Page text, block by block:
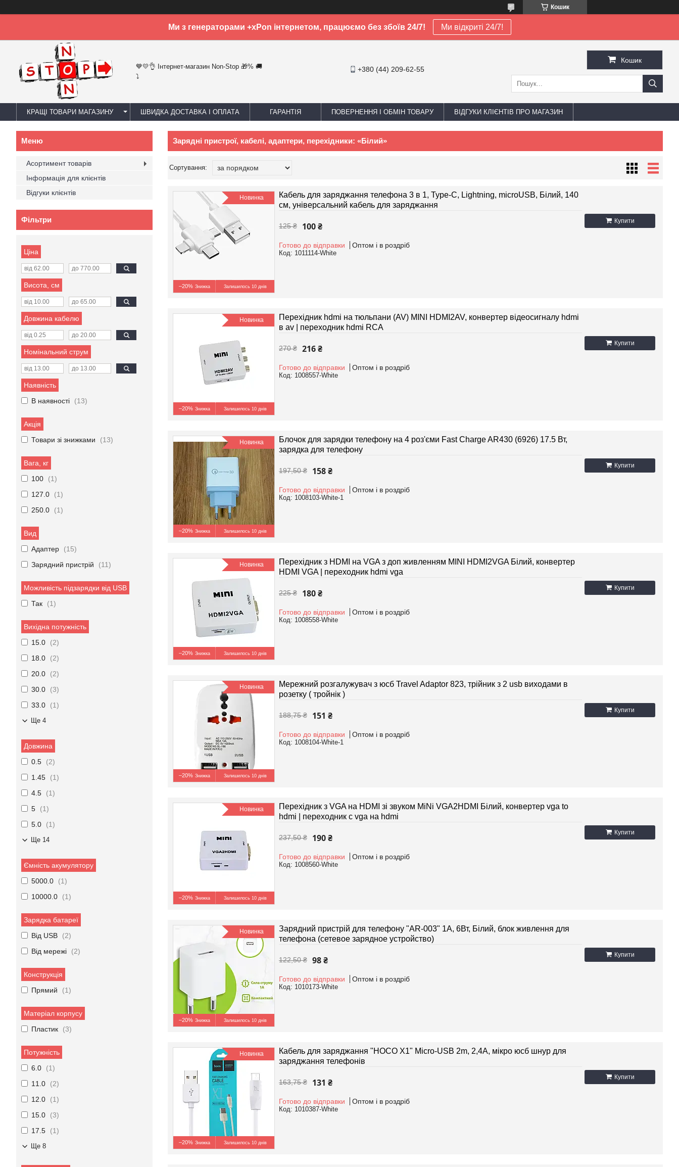
Кошик
Ми з генераторами +xPon інтернетом, працюємо без збоїв 24/7! Ми відкриті 24/7!
💙💛👌 Інтернет-магазин Non-Stop 🎁% 🚚
⤵
+380 (44) 209-62-55
Кошик
КРАЩІ ТОВАРИ МАГАЗИНУ ШВИДКА ДОСТАВКА І ОПЛАТА ГАРАНТІЯ ПОВЕРНЕННЯ І ОБМІН ТОВАРУ ВІДГУКИ КЛІЄНТІВ ПРО МАГАЗИН
Зарядні пристрої, кабелі, адаптери, перехідники: «Білий»
Новинка
–20% Залишилось 10 днів
Купити
Кабель для заряджання телефона 3 в 1, Type-C, Lightning, microUSB, Білий, 140
см, універсальний кабель для заряджання
125 ₴ 100 ₴
Готово до відправки Оптом і в роздріб
1011114-White
Новинка
–20% Залишилось 10 днів
Купити
Перехідник hdmi на тюльпани (AV) MINI HDMI2AV, конвертер відеосигналу hdmi
в av | переходник hdmi RCA
270 ₴ 216 ₴
Готово до відправки Оптом і в роздріб
1008557-White
Новинка
–20% Залишилось 10 днів
Купити
Блочок для зарядки телефону на 4 роз'єми Fast Charge AR430 (6926) 17.5 Вт,
зарядка для телефону
197,50 ₴ 158 ₴
Готово до відправки Оптом і в роздріб
1008103-White-1
Новинка
–20% Залишилось 10 днів
Купити
Перехідник з HDMI на VGA з доп живленням MINI HDMI2VGA Білий, конвертер
HDMI VGA | переходник hdmi vga
225 ₴ 180 ₴
Готово до відправки Оптом і в роздріб
1008558-White
Новинка
–20% Залишилось 10 днів
Купити
Мережний розгалужувач з юсб Travel Adaptor 823, трійник з 2 usb виходами в
розетку ( тройнік )
188,75 ₴ 151 ₴
Готово до відправки Оптом і в роздріб
1008104-White-1
Новинка
–20% Залишилось 10 днів
Купити
Перехідник з VGA на HDMI зі звуком MiNi VGA2HDMI Білий, конвертер vga to
hdmi | переходник с vga на hdmi
237,50 ₴ 190 ₴
Готово до відправки Оптом і в роздріб
1008560-White
Новинка
–20% Залишилось 10 днів
Купити
Зарядний пристрій для телефону "AR-003" 1А, 6Вт, Білий, блок живлення для
телефона (сетевое зарядное устройство)
122,50 ₴ 98 ₴
Готово до відправки Оптом і в роздріб
1010173-White
Новинка
–20% Залишилось 10 днів
Купити
Кабель для заряджання "HOCO X1" Micro-USB 2m, 2,4А, мікро юсб шнур для
заряджання телефонів
163,75 ₴ 131 ₴
Готово до відправки Оптом і в роздріб
1010387-White
Асортимент товарів
Інформація для клієнтів
Відгуки клієнтів
Фільтри
Ціна
Висота, см
Довжина кабелю
Номінальний струм
Наявність
В наявності
13
Акція
Товари зі знижками
13
Вага, кг
100
1
127.0
1
250.0
1
Вид
Адаптер
15
Зарядний пристрій
11
Можливість підзарядки від USB
Так
1
Вихідна потужність
15.0
2
18.0
2
20.0
2
30.0
3
33.0
1
Ще 4
Довжина
0.5
2
1.45
1
4.5
1
5
1
5.0
1
Ще 14
Ємність акумулятору
5000.0
1
10000.0
1
Зарядка батареї
Від USB
2
Від мережі
2
Конструкція
Прямий
1
Матеріал корпусу
Пластик
3
Потужність
6.0
1
11.0
2
12.0
1
15.0
3
17.5
1
Ще 8